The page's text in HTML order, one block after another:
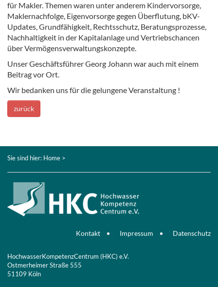
für Makler. Themen waren unter anderem Kindervorsorge,
Maklernachfolge, Eigenvorsorge gegen Überflutung, bKV-
Updates, Grundfähigkeit, Rechtsschutz, Beratungsprozesse,
Nachhaltigkeit in der Kapitalanlage und Vertriebschancen
über Vermögensverwaltungskonzepte.
Unser Geschäftsführer Georg Johann war auch mit einem
Beitrag vor Ort.
Wir bedanken uns für die gelungene Veranstaltung !
zurück
Sie sind hier: Home >
Kontakt Impressum Datenschutz
HochwasserKompetenzCentrum (HKC) e.V.
Ostmerheimer Straße 555
51109 Köln